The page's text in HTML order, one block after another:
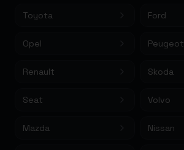
Toyota Ford
Opel Peugeot
Renault Skoda
Seat Volvo
Mazda Nissan